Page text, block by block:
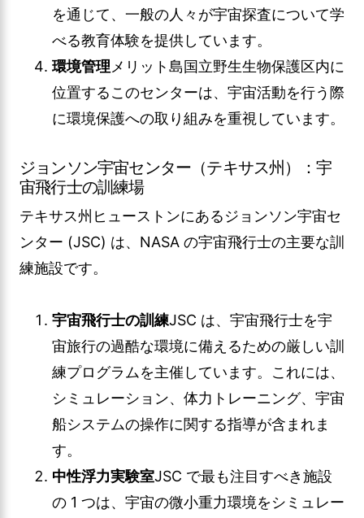
を通じて、一般の人々が宇宙探査について学
べる教育体験を提供しています。
環境管理 メリット島国立野生生物保護区内に
位置するこのセンターは、宇宙活動を行う際
に環境保護への取り組みを重視しています。
ジョンソン宇宙センター（テキサス州）：宇
宙飛行士の訓練場
テキサス州ヒューストンにあるジョンソン宇宙セ
ンター (JSC) は、NASA の宇宙飛行士の主要な訓
練施設です。
宇宙飛行士の訓練JSC は、宇宙飛行士を宇
宙旅行の過酷な環境に備えるための厳しい訓
練プログラムを主催しています。これには、
シミュレーション、体力トレーニング、宇宙
船システムの操作に関する指導が含まれま
す。
中性浮力実験室JSC で最も注目すべき施設
の 1 つは、宇宙の微小重力環境をシミュレー